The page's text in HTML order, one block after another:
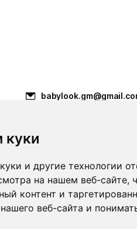
куки
и другие технологии
на нашем веб-сайте,
контент и
веб-сайта и